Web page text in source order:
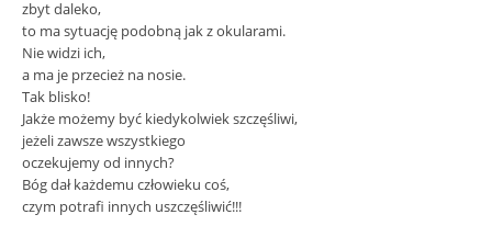
zbyt daleko,
to ma sytuację podobną jak z okularami.
Nie widzi ich,
a ma je przecież na nosie.
Tak blisko!
Jakże możemy być kiedykolwiek szczęśliwi,
jeżeli zawsze wszystkiego
oczekujemy od innych?
Bóg dał każdemu człowieku coś,
czym potrafi innych uszczęśliwić!!!